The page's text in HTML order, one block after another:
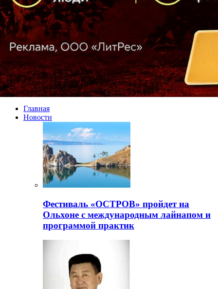
Главная
Новости
Фестиваль «ОСТРОВ» пройдет на
Ольхоне с международным лайнапом и
программой практик